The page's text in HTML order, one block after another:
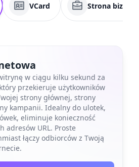
VCard Strona
w ciągu kilku sekund za
przekieruje użytkowników
strony głównej, strony
kampanii. Idealny do ulotek,
eliminuje konieczność
adresów URL. Proste
łączy odbiorców z Twoją